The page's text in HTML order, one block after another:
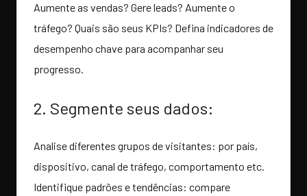
Aumente as vendas? Gere leads? Aumente o
tráfego? Quais são seus KPIs? Defina indicadores de
desempenho chave para acompanhar seu
progresso.
2. Segmente seus dados:
Analise diferentes grupos de visitantes: por país,
dispositivo, canal de tráfego, comportamento etc.
Identifique padrões e tendências: compare